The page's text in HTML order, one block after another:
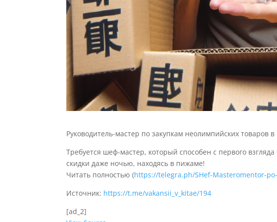
Руководитель-мастер по закупкам неолимпийских товаров в
Требуется шеф-мастер, который способен с первого
скидки даже ночью, находясь в пижаме!
Читать полностью (https://telegra.ph/SHef-Masteromentor-
Источник: https://t.me/vakansii_v_kitae/194
[ad_2]